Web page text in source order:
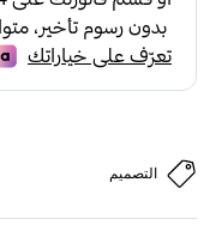
التصميم